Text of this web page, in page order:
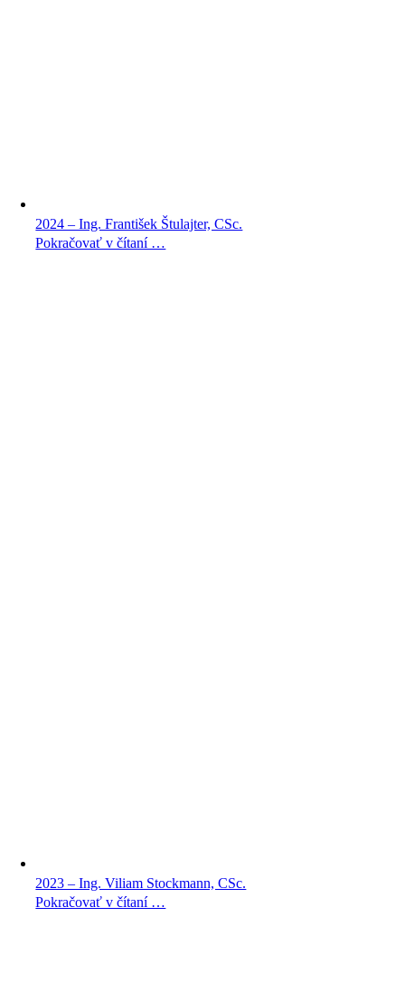
2024 – Ing. František Štulajter, CSc.
Pokračovať v čítaní …
2023 – Ing. Viliam Stockmann, CSc.
Pokračovať v čítaní …